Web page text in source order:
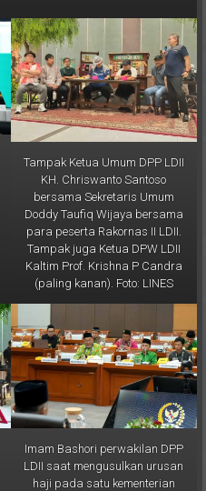
Tampak Ketua Umum DPP LDII
KH. Chriswanto Santoso
bersama Sekretaris Umum
Doddy Taufiq Wijaya bersama
para peserta Rakornas II LDII.
Tampak juga Ketua DPW LDII
Kaltim Prof. Krishna P Candra
(paling kanan). Foto: LINES
Imam Bashori perwakilan DPP
LDII saat mengusulkan urusan
haji pada satu kementerian
pada rapat dengar Rapat